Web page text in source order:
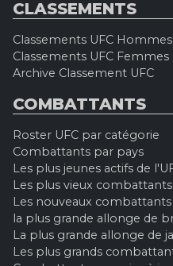
CLASSEMENTS
Classements UFC Hommes
Classements UFC Femmes
Archive Classement UFC
COMBATTANTS
Roster UFC par catégorie
Combattants par pays
Les plus jeunes actifs de
Les plus vieux
Les nouveaux combattants
la plus grande allonge de
La plus grande allonge de
Les plus grands